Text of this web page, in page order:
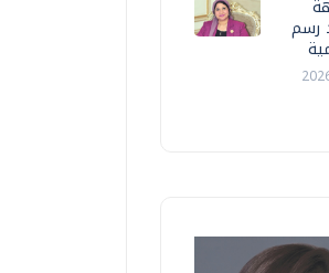
رسم
04 اغسطس 2026